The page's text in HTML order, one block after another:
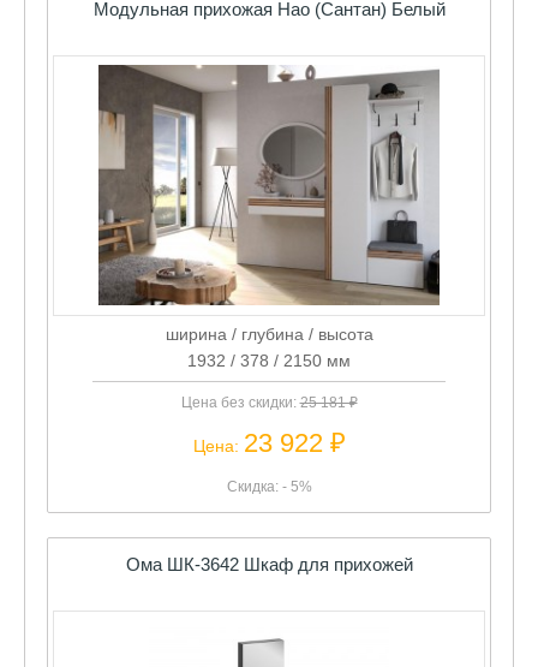
Модульная прихожая Нао (Сантан) Белый
ширина / глубина / высота
1932 / 378 / 2150 мм
Цена без скидки:25 181 ₽
Цена: 23 922 ₽
Скидка: - 5%
Ома ШК-3642 Шкаф для прихожей